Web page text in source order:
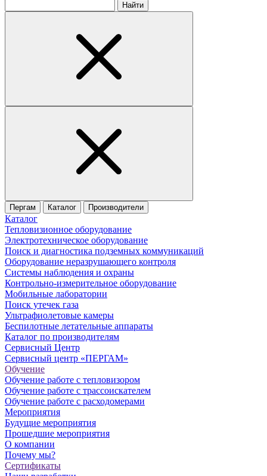
Найти
Пергам Каталог Производители
Каталог
Тепловизионное оборудование
Электротехническое оборудование
Поиск и диагностика подземных коммуникаций
Оборудование неразрушающего контроля
Системы наблюдения и охраны
Контрольно-измерительное оборудование
Мобильные лаборатории
Поиск утечек газа
Ультрафиолетовые камеры
Беспилотные летательные аппараты
Каталог по производителям
Сервисный Центр
Сервисный центр «ПЕРГАМ»
Обучение
Обучение работе с тепловизором
Обучение работе с трассоискателем
Обучение работе с расходомерами
Мероприятия
Будущие мероприятия
Прошедшие мероприятия
О компании
Почему мы?
Сертификаты